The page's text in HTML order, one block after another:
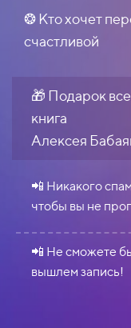
❂ Кто хочет
счастливой
🎁 Подарок
книга
Алексея
📲 Никакого
чтобы вы не
📲 Не сможете
вышлем запись!